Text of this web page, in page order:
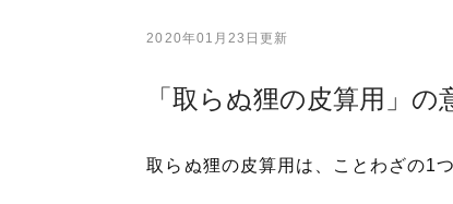
2020年01月23日更新
「取らぬ狸の皮算用」の
取らぬ狸の皮算用は、ことわざの1つ